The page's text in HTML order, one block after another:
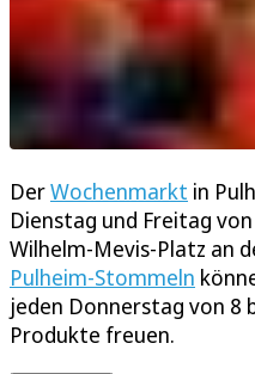
DerWochenmarkt in
Dienstag und Freitag
Wilhelm-Mevis-Platz an
Pulheim-Stommeln
jeden Donnerstag von 8
Produkte freuen.